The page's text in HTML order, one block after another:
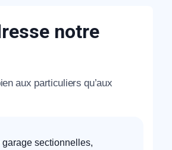
notre
aux particuliers qu’aux
sectionnelles,